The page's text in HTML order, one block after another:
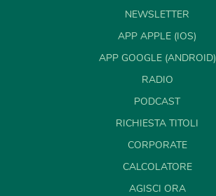
NEWSLETTER
APP APPLE (IOS)
APP GOOGLE (ANDROID)
RADIO
PODCAST
RICHIESTA TITOLI
CORPORATE
CALCOLATORE
AGISCI ORA